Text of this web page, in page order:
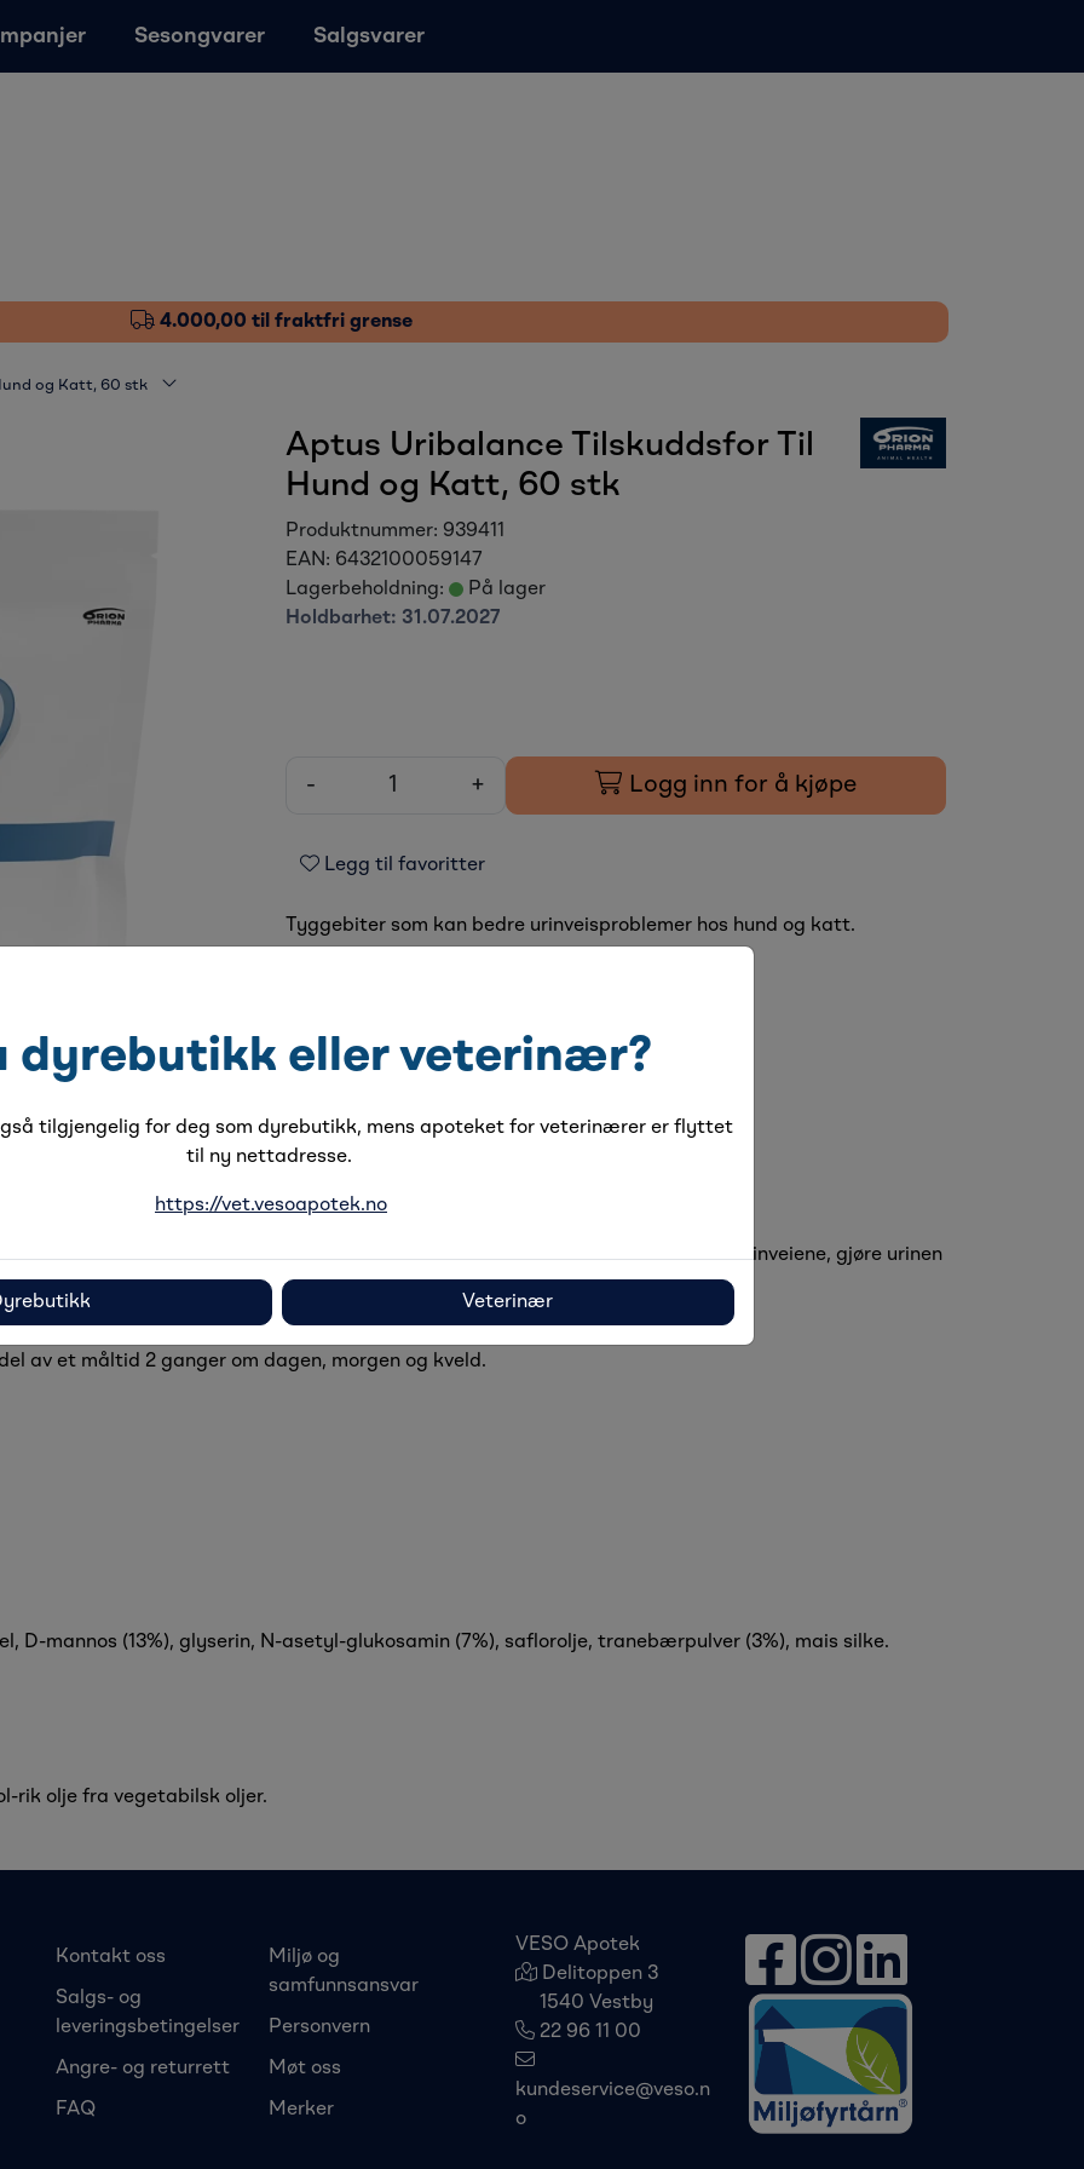
Sesongvarer Salgsvarer
4.000,00 til fraktfri grense
og Katt, 60 stk
Aptus Uribalance Tilskuddsfor Til
Hund og Katt, 60 stk
Produktnummer: 939411
EAN: 6432100059147
Lagerbeholdning:
På lager
Holdbarhet: 31.07.2027
- + Logg inn for å kjøpe
Legg til favoritter
Tyggebiter som kan bedre urinveisproblemer hos hund og katt.
Beskrivelse Spesifikasjoner
hos hund og katt. Inneholder ingredienser som kan styrke slimhinnen i urinveiene, gjøre urinen
i urinveiene.
av et måltid 2 ganger om dagen, morgen og kveld.
D-mannos (13%), glyserin, N-asetyl-glukosamin (7%), saflorolje, tranebærpulver (3%), mais silke.
rik olje fra vegetabilsk oljer.
Kontakt oss
Salgs- og
leveringsbetingelser
Angre- og returrett
FAQ
Miljø og
samfunnsansvar
Personvern
Møt oss
Merker
VESO Apotek
Delitoppen 3
1540 Vestby
22 96 11 00
kundeservice@veso.n
o
dyrebutikk eller veterinær?
tilgjengelig for deg som dyrebutikk, mens apoteket for veterinærer er flyttet
til ny nettadresse.
https://vet.vesoapotek.no
Veterinær